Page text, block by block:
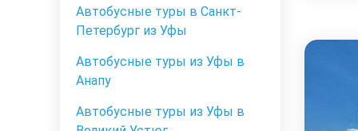
Автобусные туры в Санкт-
Петербург из Уфы
Автобусные туры из Уфы в
Анапу
Автобусные туры из Уфы в